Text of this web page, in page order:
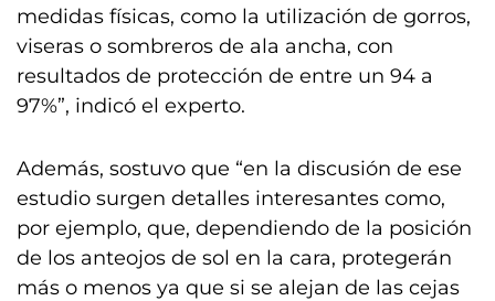
medidas físicas, como la utilización de gorros,
viseras o sombreros de ala ancha, con
resultados de protección de entre un 94 a
97%”, indicó el experto.
Además, sostuvo que “en la discusión de ese
estudio surgen detalles interesantes como,
por ejemplo, que, dependiendo de la posición
de los anteojos de sol en la cara, protegerán
más o menos ya que si se alejan de las cejas